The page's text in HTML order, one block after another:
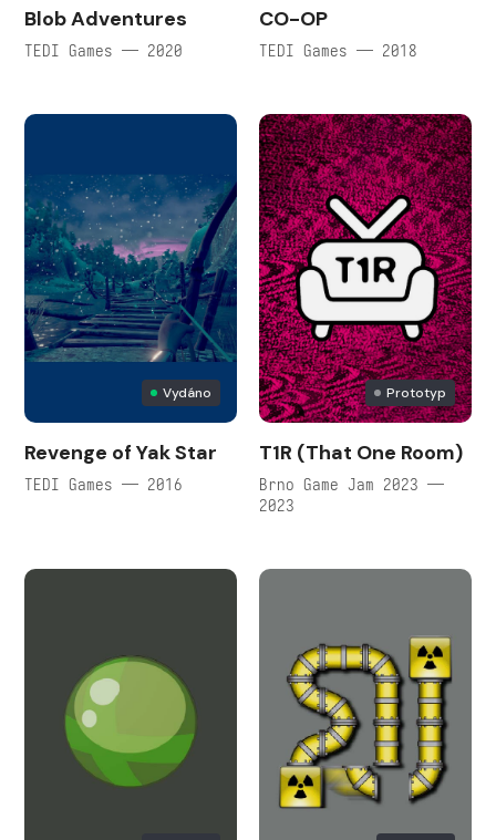
Blob Adventures
TEDI Games — 2020
CO-OP
TEDI Games — 2018
Vydáno
Revenge of Yak Star
TEDI Games — 2016
Prototyp
T1R (That One Room)
Brno Game Jam 2023 —
2023